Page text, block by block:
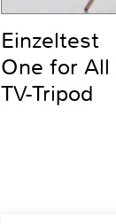
Einzeltest
One for All
TV-Tripod